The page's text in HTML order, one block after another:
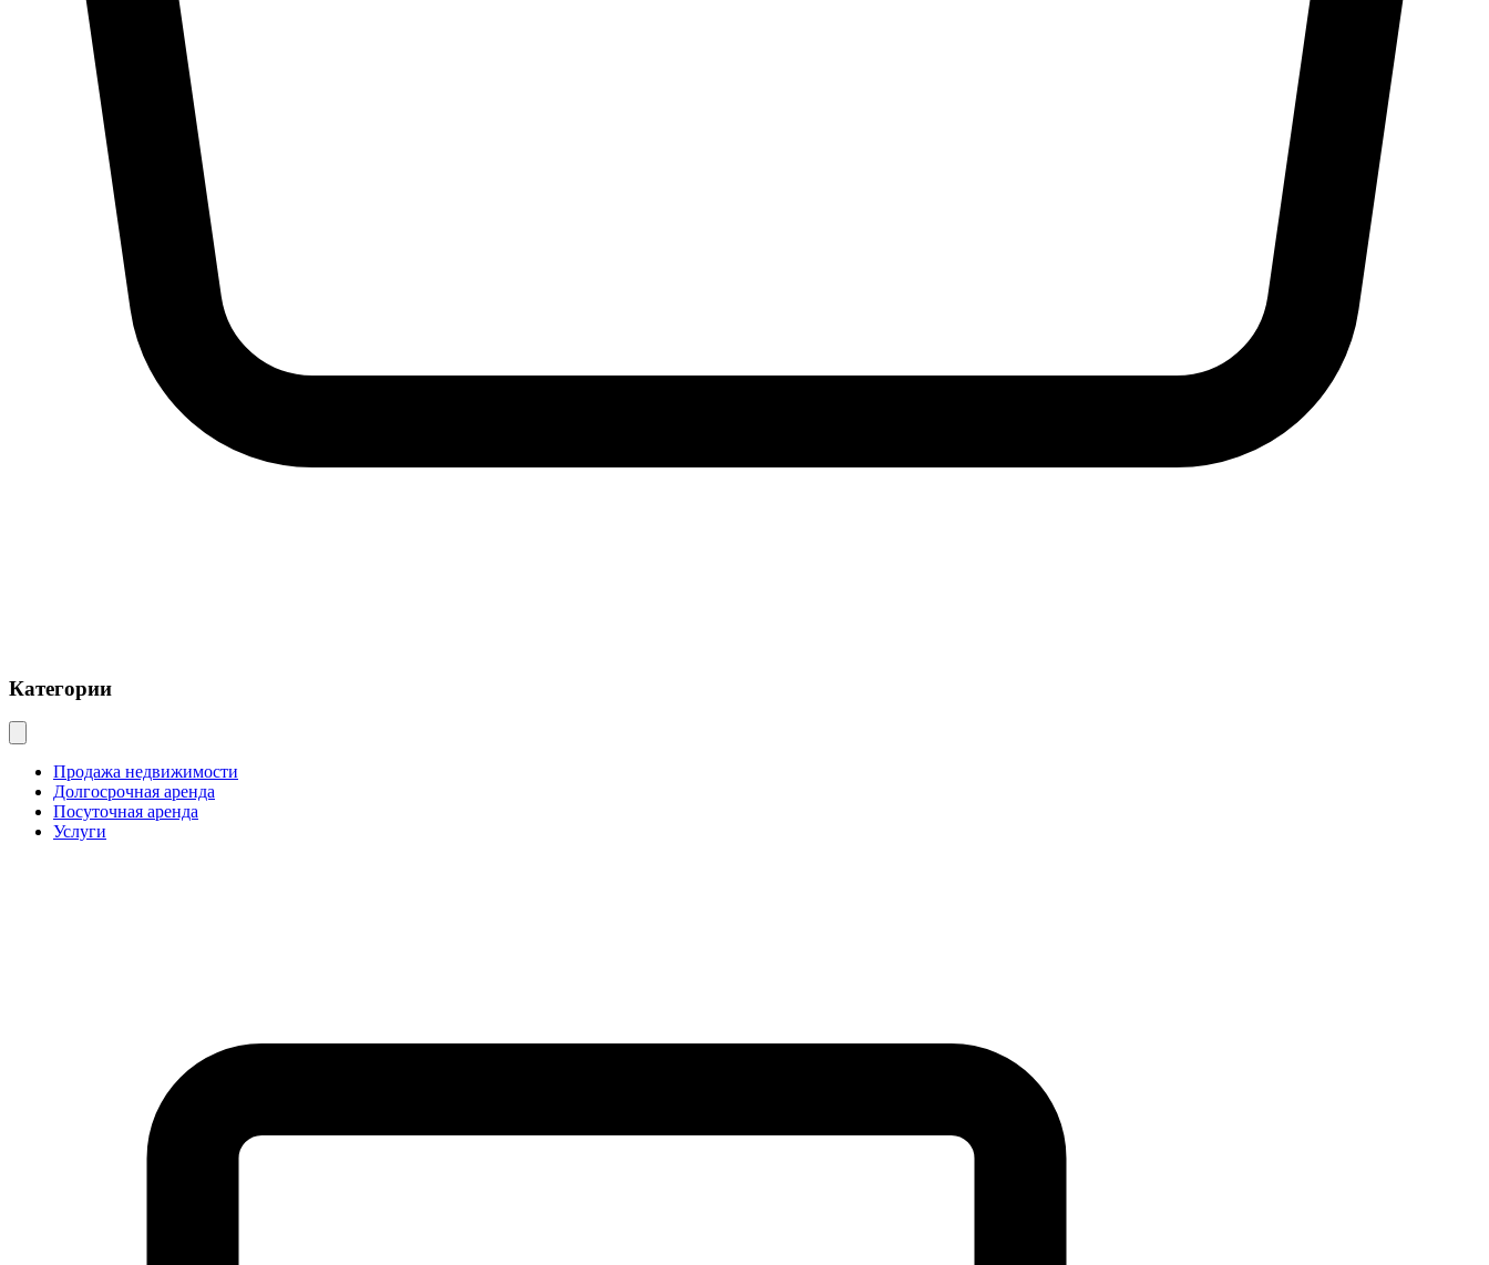
Категории
Продажа недвижимости
Долгосрочная аренда
Посуточная аренда
Услуги